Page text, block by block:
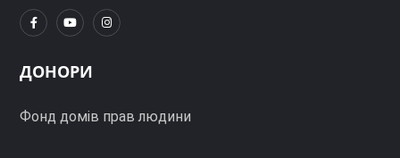
ДОНОРИ
Фонд домів прав людини